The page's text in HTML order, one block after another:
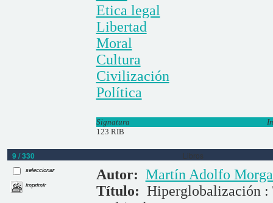
Etica legal
Libertad
Moral
Cultura
Civilización
Política
Signatura
123 RIB
9 / 330 Libros
seleccionar
imprimir
Autor: Martín Adolfo
Título: Hiperglobalización :